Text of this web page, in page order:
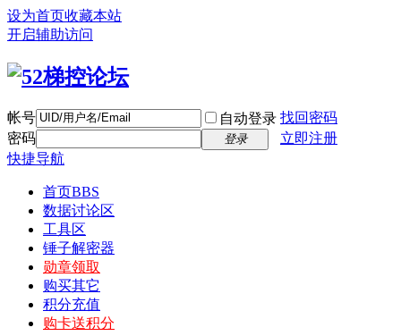
设为首页收藏本站
开启辅助访问
帐号 自动登录 找回密码
密码
登录
立即注册
快捷导航
首页BBS
数据讨论区
工具区
锤子解密器
勋章领取
购买其它
积分充值
购卡送积分